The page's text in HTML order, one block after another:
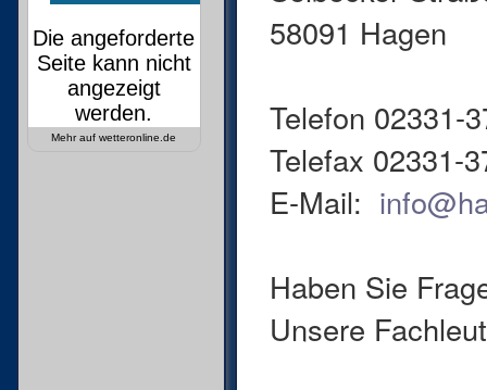
Mehr aufwetteronline.de
58091 Hagen
Telefon 02331-
Telefax 02331-
E-Mail:
Haben Sie
Unsere